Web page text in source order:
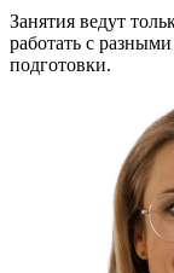
Занятия ведут
работать с
подготовки.